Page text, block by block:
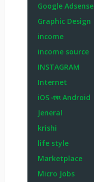
Google Adsense
Graphic Design
income
income source
INSTAGRAM
Internet
iOS এবং Android
Jeneral
krishi
life style
Marketplace
Micro Jobs